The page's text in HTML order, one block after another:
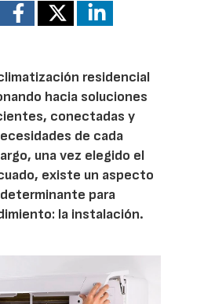
residencial
hacia soluciones
conectadas y
de cada
una vez elegido el
existe un aspecto
para
la instalación.